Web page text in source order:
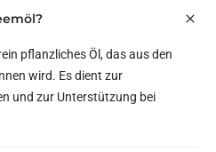
pflanzliches Öl, das aus den
wird. Es dient zur
und zur Unterstützung bei